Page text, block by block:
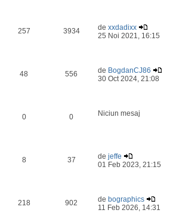
257 3934 dexxdadixx
25 Noi 2021, 16:15
48 556 de BogdanCJ86
30 Oct 2024, 21:08
0 0 Niciun mesaj
8 37 dejeffe
01 Feb 2023, 21:15
218 902 de bographics
11 Feb 2026, 14:31